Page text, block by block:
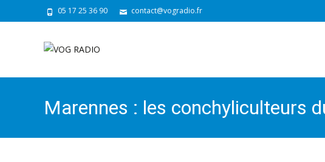
05 17 25 36 90 contact@vogradio.fr
Marennes : les conchyliculteurs